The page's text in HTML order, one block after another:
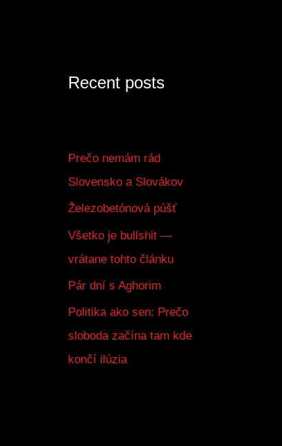
Recent posts
Prečo nemám rád
Slovensko a Slovákov
Železobetónová púšť
Všetko je bullshit —
vrátane tohto článku
Pár dní s Aghorim
Politika ako sen: Prečo
sloboda začína tam kde
končí ilúzia